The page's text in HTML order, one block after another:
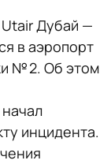
Дубай —
в аэропорт
№ 2. Об этом
инцидента.